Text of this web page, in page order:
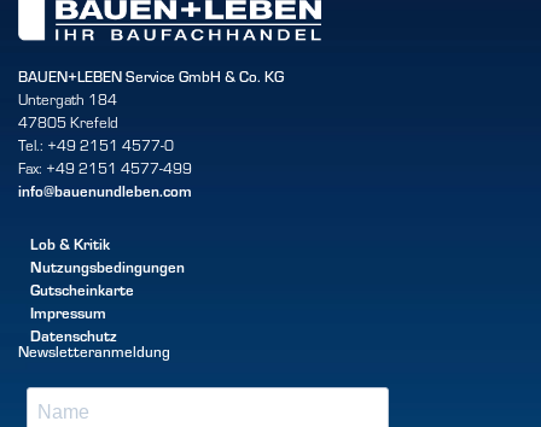
BAUEN+LEBEN Service GmbH & Co. KG
Untergath 184
47805 Krefeld
Tel.: +49 2151 4577-0
Fax: +49 2151 4577-499
info@bauenundleben.com
Lob & Kritik
Nutzungsbedingungen
Gutscheinkarte
Impressum
Datenschutz
Newsletteranmeldung